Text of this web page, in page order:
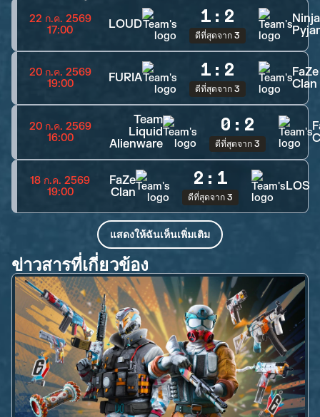
22 ก.ค. 2569
17:00
LOUD 1 : 2
ดีที่สุดจาก 3
20 ก.ค. 2569
19:00
FURIA 1 : 2
ดีที่สุดจาก 3
FaZe
Clan
20 ก.ค. 2569
16:00
Team
Liquid
Alienware
0 : 2
ดีที่สุดจาก 3
18 ก.ค. 2569
19:00
FaZe
Clan
2 : 1
ดีที่สุดจาก 3
LOS
แสดงให้ฉันเห็นเพิ่มเติม
ข่าวสารที่เกี่ยวข้อง